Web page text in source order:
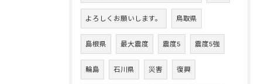
よろしくお願いします。 鳥取県
島根県 最大震度 震度5 震度5強
輪島 石川県 災害 復興